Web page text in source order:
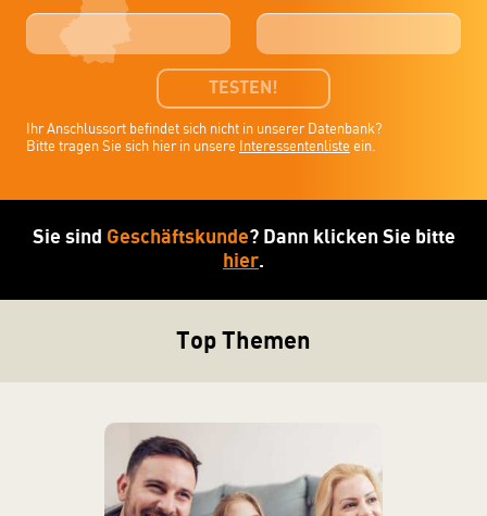
TESTEN!
Ihr Anschlussort befindet sich nicht in unserer Datenbank?
Bitte tragen Sie sich hier in unsere
Interessentenliste ein.
Sie sind Geschäftskunde? Dann klicken Sie bitte
hier.
Top Themen